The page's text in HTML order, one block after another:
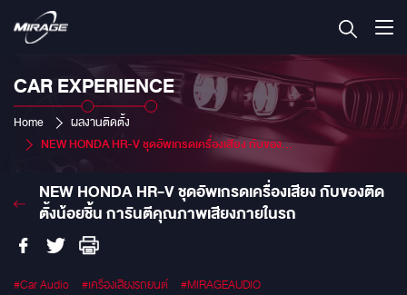
CAR EXPERIENCE
Home
ผลงานติดตั้ง
NEW HONDA HR-V ชุดอัพเกรดเครื่องเสียง กับของติดตั้งน้อยชิ้น การันตีคุณภาพเสียงภายในรถ
NEW HONDA HR-V ชุดอัพเกรดเครื่องเสียง กับของติด
ตั้งน้อยชิ้น การันตีคุณภาพเสียงภายในรถ
#Car Audio #เครื่องเสียงรถยนต์
#MIRAGEAUDIO